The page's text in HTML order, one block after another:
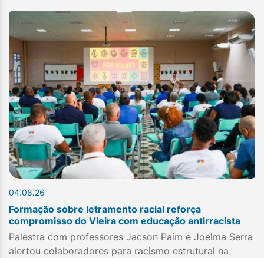
04.08.26
Formação sobre letramento racial reforça
compromisso do Vieira com educação antirracista
Palestra com professores Jacson Paim e Joelma Serra
alertou colaboradores para racismo estrutural na